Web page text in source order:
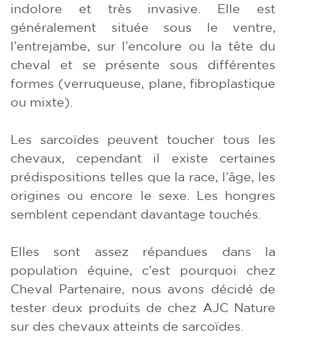
indolore et très invasive. Elle est
généralement située sous le ventre,
l’entrejambe, sur l’encolure ou la tête du
cheval et se présente sous différentes
formes (verruqueuse, plane, fibroplastique
ou mixte).
Les sarcoïdes peuvent toucher tous les
chevaux, cependant il existe certaines
prédispositions telles que la race, l’âge, les
origines ou encore le sexe. Les hongres
semblent cependant davantage touchés.
Elles sont assez répandues dans la
population équine, c’est pourquoi chez
Cheval Partenaire, nous avons décidé de
tester deux produits de chez AJC Nature
sur des chevaux atteints de sarcoïdes.